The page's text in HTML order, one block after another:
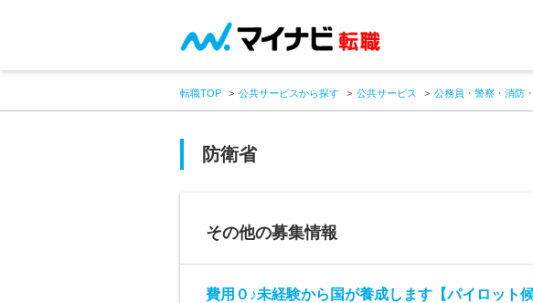
転職TOP 公共サービスから探す 公共サービス 公務員・警察・消防
防衛省
その他の募集情報
費用０♪未経験から国が養成します【パイロット